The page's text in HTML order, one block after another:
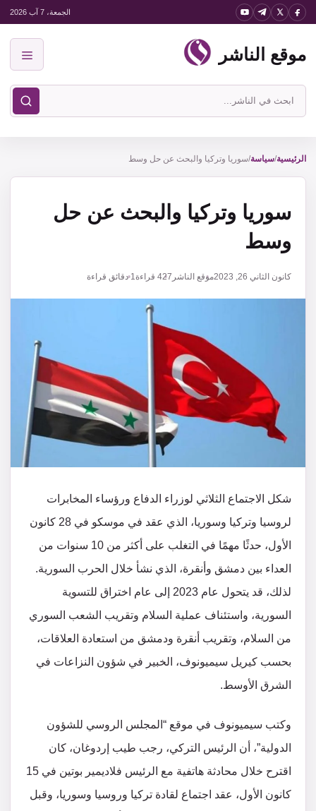
انتقل
المحتوى
الجمعة، 7 آب 2026
موقع الناشر
ابحث
في
الناشر
الرئيسية/سياسة/سوريا وتركيا والبحث عن حل وسط
سوريا وتركيا والبحث عن حل
وسط
كانون الثاني 26, 2023 موقع الناشر 427 قراءة1 دقائق قراءة
شكل الاجتماع الثلاثي لوزراء الدفاع ورؤساء المخابرات
لروسيا وتركيا وسوريا، الذي عقد في موسكو في 28 كانون
الأول، حدثًا مهمًا في التغلب على أكثر من 10 سنوات من
العداء بين دمشق وأنقرة، الذي نشأ خلال الحرب السورية.
لذلك، قد يتحول عام 2023 إلى عام اختراق للتسوية
السورية، واستئناف عملية السلام وتقريب الشعب السوري
من السلام، وتقريب أنقرة ودمشق من استعادة العلاقات،
بحسب كيريل سيميونوف، الخبير في شؤون النزاعات في
الشرق الأوسط.
وكتب سيميونوف في موقع “المجلس الروسي للشؤون
الدولية”، أن الرئيس التركي، رجب طيب إردوغان، كان
اقترح خلال محادثة هاتفية مع الرئيس فلاديمير بوتين في 15
كانون الأول، عقد اجتماع لقادة تركيا وروسيا وسوريا، وقبل